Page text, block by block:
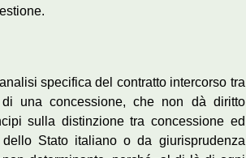
specifica del contratto intercorso tra
una concessione, che non dà diritto
sulla distinzione tra concessione ed
Stato italiano o da giurisprudenza